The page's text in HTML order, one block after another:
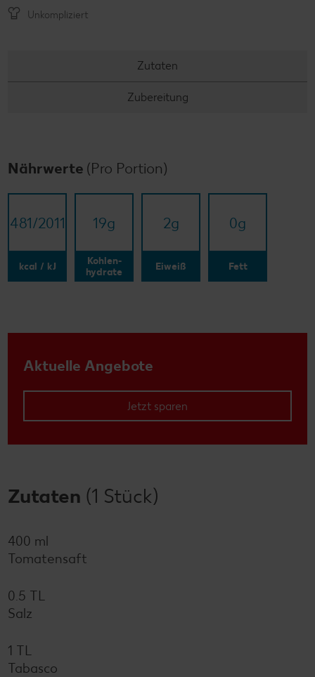
Unkompliziert
Zutaten
Zubereitung
Nährwerte (Pro Portion)
481/​2011
kcal / kJ
19g
Kohlen-
hydrate
2g
Eiweiß
0g
Fett
Aktuelle Angebote
Jetzt sparen
Zutaten (1 Stück)
400 ml
Tomatensaft
0.5 TL
Salz
1 TL
Tabasco